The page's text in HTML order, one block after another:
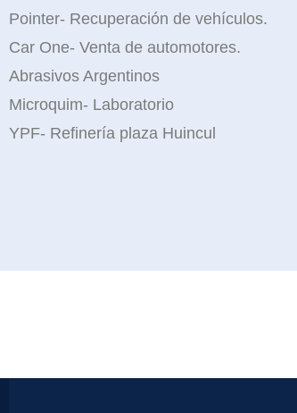
Pointer- Recuperación de vehículos.
Car One- Venta de automotores.
Abrasivos Argentinos
Microquim- Laboratorio
YPF- Refinería plaza Huincul